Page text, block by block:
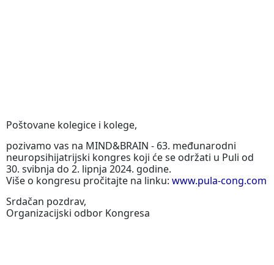
Poštovane kolegice i kolege,
pozivamo vas na MIND&BRAIN - 63. međunarodni
neuropsihijatrijski kongres koji će se održati u Puli od
30. svibnja do 2. lipnja 2024. godine.
Više o kongresu pročitajte na linku: www.pula-cong.com
Srdačan pozdrav,
Organizacijski odbor Kongresa